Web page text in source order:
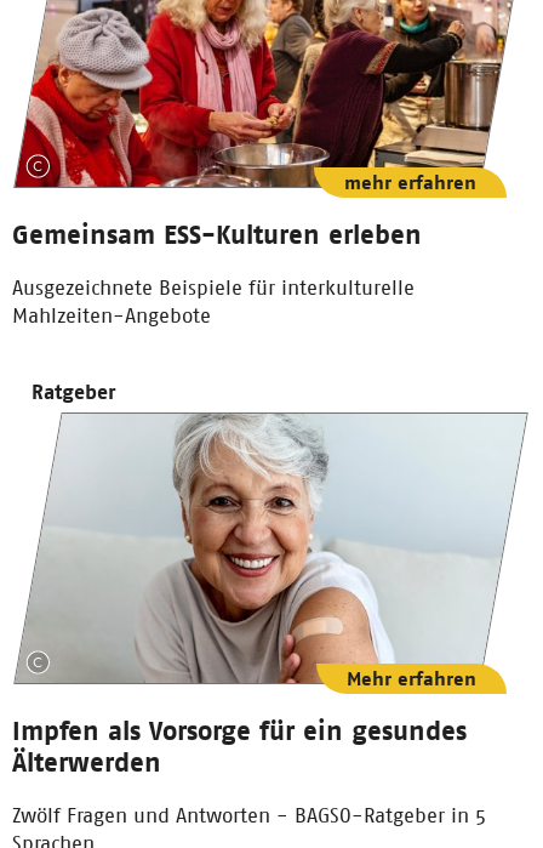
Gemeinsam ESS-Kulturen erleben
Ausgezeichnete Beispiele für interkulturelle
Mahlzeiten-Angebote
mehr erfahren
Ratgeber
Impfen als Vorsorge für ein gesundes
Älterwerden
Zwölf Fragen und Antworten - BAGSO-Ratgeber in 5
Sprachen
Mehr erfahren